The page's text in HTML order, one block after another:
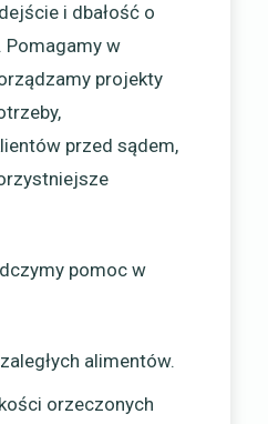
i dbałość o
Pomagamy w
projekty
przed sądem,
pomoc w
alimentów.
orzeczonych